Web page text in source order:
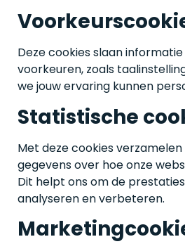
Deze cookies slaan
voorkeuren, zoals
we jouw ervaring kunnen
Statistische
Met deze cookies
gegevens over hoe onze
Dit helpt ons om de
analyseren en verbeteren.